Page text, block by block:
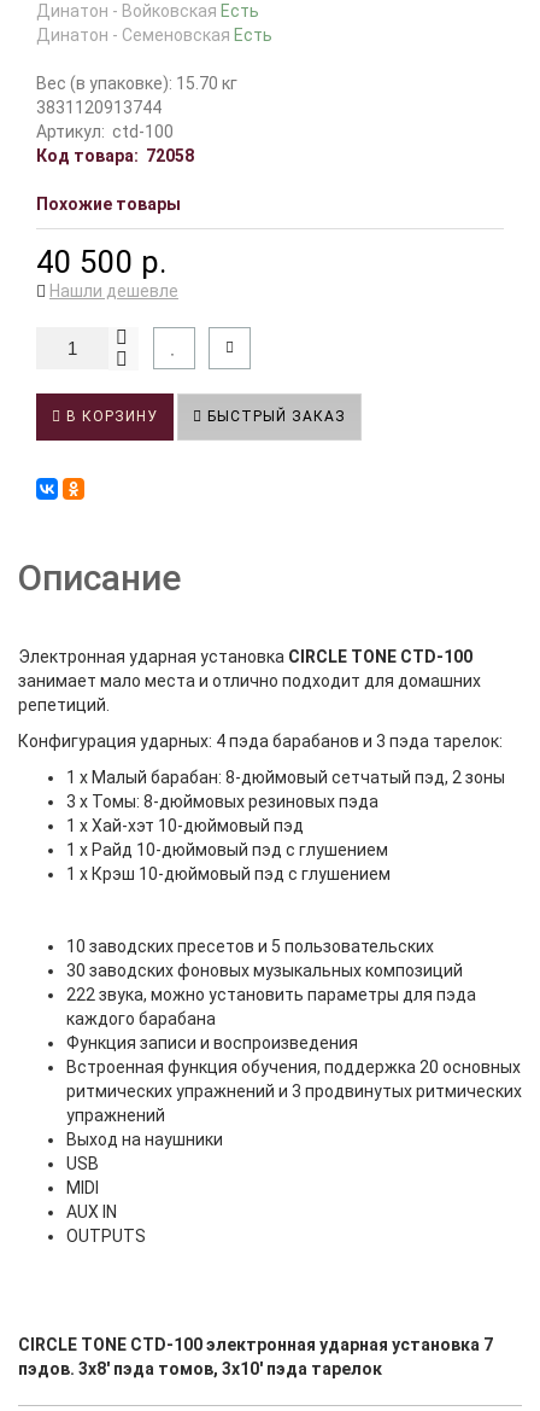
Динатон - Войковская Есть
Динатон - Семеновская Есть
Вес (в упаковке): 15.70 кг
3831120913744
Артикул: ctd-100
Код товара: 72058
Похожие товары
40 500 р.
Нашли дешевле
В КОРЗИНУ БЫСТРЫЙ ЗАКАЗ
Описание
Электронная ударная установка CIRCLE TONE CTD-100
занимает мало места и отлично подходит для домашних
репетиций.
Конфигурация ударных: 4 пэда барабанов и 3 пэда тарелок:
1 х Малый барабан: 8-дюймовый сетчатый пэд, 2 зоны
3 х Томы: 8-дюймовых резиновых пэда
1 х Хай-хэт 10-дюймовый пэд
1 х Райд 10-дюймовый пэд с глушением
1 х Крэш 10-дюймовый пэд с глушением
10 заводских пресетов и 5 пользовательских
30 заводских фоновых музыкальных композиций
222 звука, можно установить параметры для пэда
каждого барабана
Функция записи и воспроизведения
Встроенная функция обучения, поддержка 20 основных
ритмических упражнений и 3 продвинутых ритмических
упражнений
Выход на наушники
USB
MIDI
AUX IN
OUTPUTS
CIRCLE TONE CTD-100 электронная ударная установка 7
пэдов. 3х8' пэда томов, 3х10' пэда тарелок